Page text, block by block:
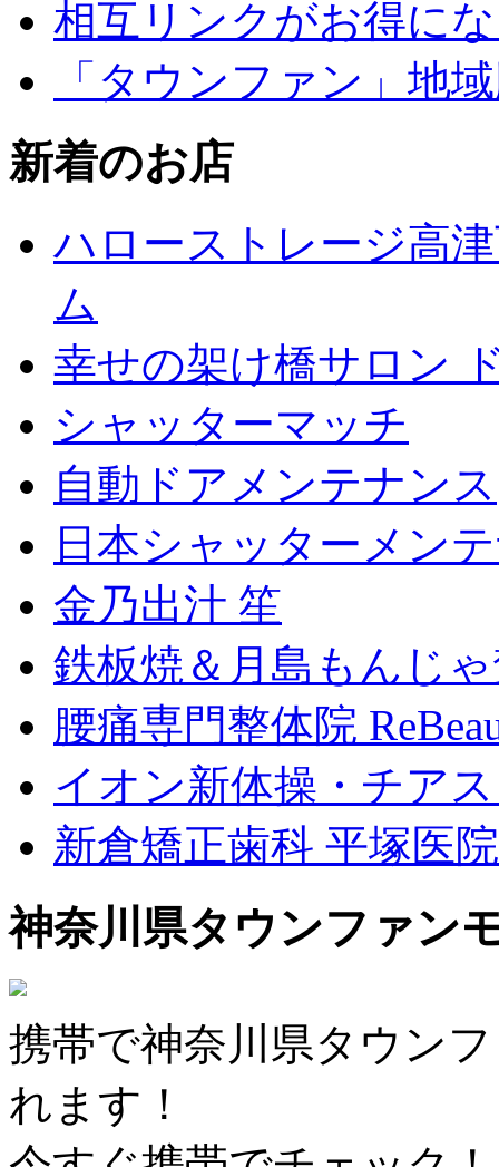
相互リンクがお得に
「タウンファン」地
新着のお店
ハローストレージ高
ム
幸せの架け橋サロン
シャッターマッチ
自動ドアメンテナンス
日本シャッターメン
金乃出汁 笙
鉄板焼＆月島もんじ
腰痛専門整体院
イオン新体操・チア
新倉矯正歯科 平塚医院
神奈川県タウンファン
携帯で神奈川県タウン
れます！